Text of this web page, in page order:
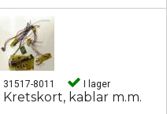
31517-8011 I lager
Kretskort, kablar m.m.